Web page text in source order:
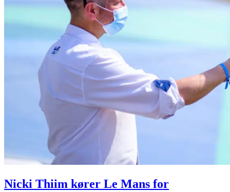
Nicki Thiim kører Le Mans for